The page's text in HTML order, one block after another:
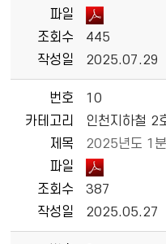
파일
조회수
445
작성일
2025.07.29
번호
10
카테고리
인천지하철 2
제목
2025년도 1
파일
조회수
387
작성일
2025.05.27